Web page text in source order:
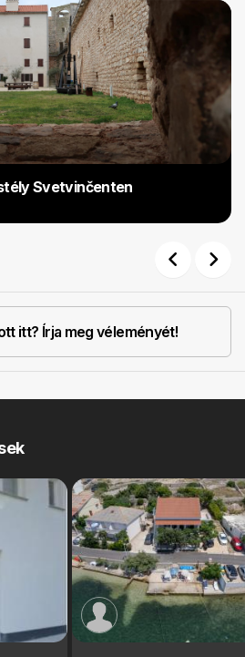
Svetvinčenten
itt? Írja meg véleményét!